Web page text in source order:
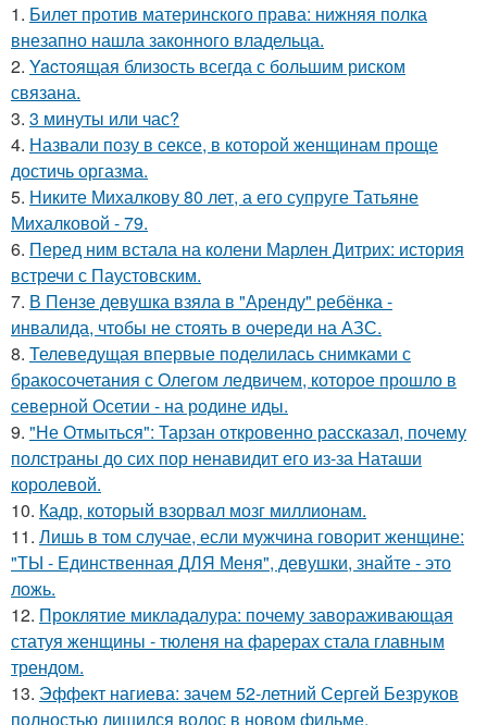
1. Билет против материнского права: нижняя полка
внезапно нашла законного владельца.
2. Yacтоящая близость всегда с большим риском
связана.
3. 3 минуты или час?
4. Назвали позу в сексе, в которой женщинам проще
достичь оргазма.
5. Никите Михалкову 80 лет, а его супруге Татьяне
Михалковой - 79.
6. Перед ним встала на колени Марлен Дитрих: история
встречи с Паустовским.
7. В Пензе девушка взяла в "Аренду" ребёнка -
инвалида, чтобы не стоять в очереди на АЗС.
8. Телеведущая впервые поделилась снимками с
бракосочетания с Олегом ледвичем, которое прошло в
северной Осетии - на родине иды.
9. "Не Отмыться": Тарзан откровенно рассказал, почему
полстраны до сих пор ненавидит его из-за Наташи
королевой.
10. Кадр, который взорвал мозг миллионам.
11. Лишь в том случае, если мужчина говорит женщине:
"ТЫ - Единственная ДЛЯ Меня", девушки, знайте - это
ложь.
12. Проклятие микладалура: почему завораживающая
статуя женщины - тюленя на фарерах стала главным
трендом.
13. Эффект нагиева: зачем 52-летний Сергей Безруков
полностью лишился волос в новом фильме.